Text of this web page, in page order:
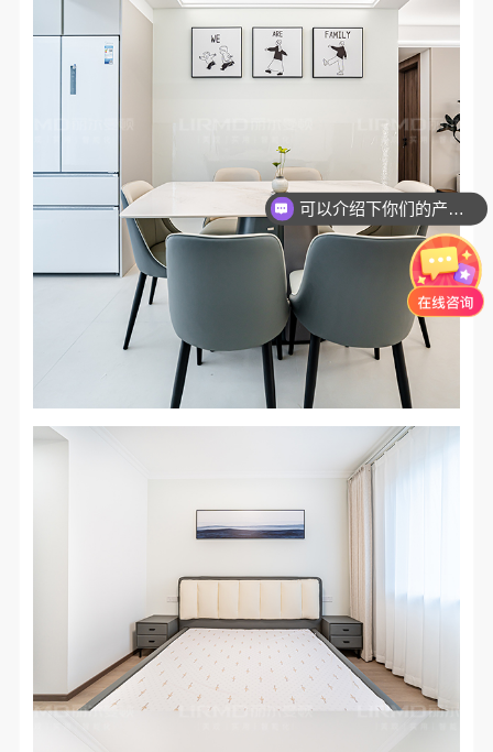
可以介绍下你们的产品么？
你们是怎么收费的呢？